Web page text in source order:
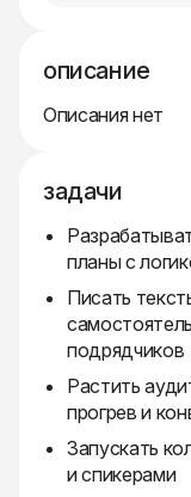
описание
Описания нет
задачи
планы с
Писать
подрядчиков
Растить
прогрев и
Запускать
и спикерами